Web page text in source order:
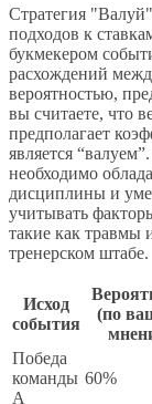
Стратегия
подходов к
букмекером
расхождений
вероятностью,
вы считаете, что
предполагает
является
необходимо
дисциплины и
учитывать
такие как травмы
тренерском штабе.
Исход
события
(по
Победа
команды
А
60%